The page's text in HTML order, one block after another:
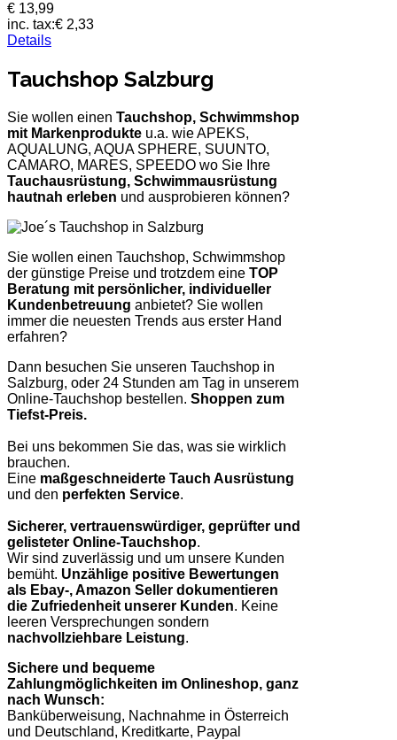
€ 13,99
inc. tax:€ 2,33
Details
Tauchshop Salzburg
Sie wollen einen Tauchshop, Schwimmshop
mit Markenprodukte u.a. wie APEKS,
AQUALUNG, AQUA SPHERE, SUUNTO,
CAMARO, MARES, SPEEDO wo Sie Ihre
Tauchausrüstung, Schwimmausrüstung
hautnah erleben und ausprobieren können?
Sie wollen einen Tauchshop, Schwimmshop
der günstige Preise und trotzdem eine TOP
Beratung mit persönlicher, individueller
Kundenbetreuung anbietet? Sie wollen
immer die neuesten Trends aus erster Hand
erfahren?
Dann besuchen Sie unseren Tauchshop in
Salzburg, oder 24 Stunden am Tag in unserem
Online-Tauchshop bestellen. Shoppen zum
Tiefst-Preis.
Bei uns bekommen Sie das, was sie wirklich
brauchen.
Eine maßgeschneiderte Tauch Ausrüstung
und den perfekten Service.
Sicherer, vertrauenswürdiger, geprüfter und
gelisteter Online-Tauchshop.
Wir sind zuverlässig und um unsere Kunden
bemüht. Unzählige positive Bewertungen
als Ebay-, Amazon Seller dokumentieren
die Zufriedenheit unserer Kunden. Keine
leeren Versprechungen sondern
nachvollziehbare Leistung.
Sichere und bequeme
Zahlungmöglichkeiten im Onlineshop, ganz
nach Wunsch:
Banküberweisung, Nachnahme in Österreich
und Deutschland, Kreditkarte, Paypal